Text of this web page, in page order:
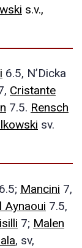
s.v.,
6.5, N’Dicka
Cristante
7.5. Rensch
sv.
6.5; Mancini 7,
Aynaoui 7.5,
7; Malen
, sv,